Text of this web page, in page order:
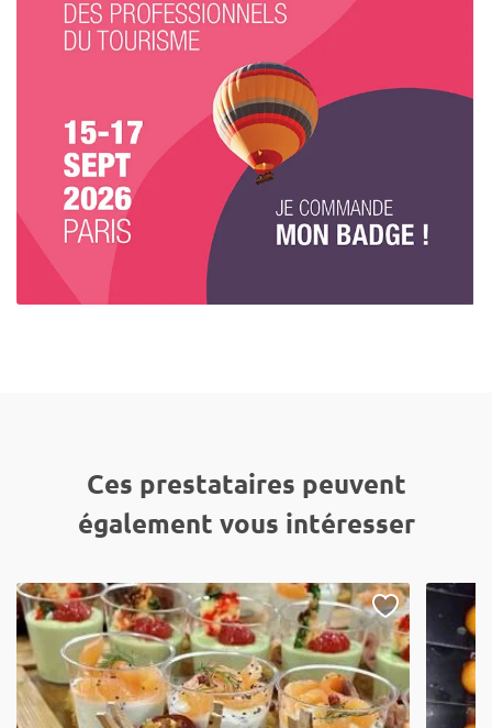
Ces prestataires peuvent
également vous intéresser